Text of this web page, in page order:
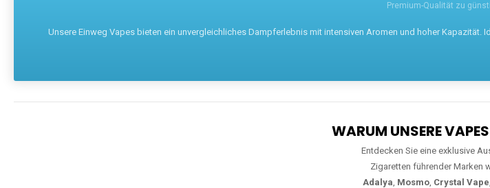
Premium-Qualität zu
Unsere Einweg Vapes bieten ein unvergleichliches Dampferlebnis mit intensiven Aromen und hoher
WARUM UNSERE
Entdecken Sie eine exklusive
Zigaretten führender Marken
Adalya, Mosmo, Crystal Vape,